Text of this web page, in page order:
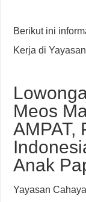
Berikut ini
Kerja di
Meos
AMPAT,
Anak
Yayasan